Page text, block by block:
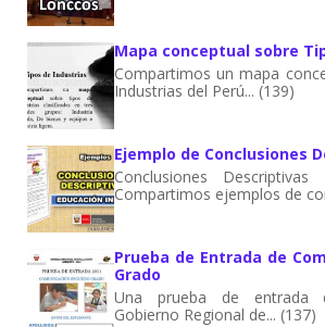
Mapa conceptual sobre
Compartimos un mapa
Industrias del Perú... (139)
Ejemplo de Conclusiones
Conclusiones
Compartimos ejemplos de
Prueba de Entrada de
Grado
Una prueba de entrada
Gobierno Regional de... (137)